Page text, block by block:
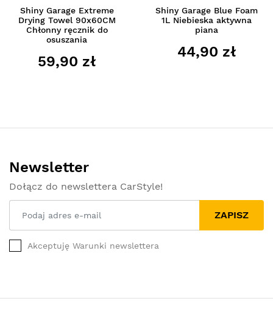
Shiny Garage Extreme
Drying Towel 90x60CM
Chłonny ręcznik do
osuszania
59,90 zł
Shiny Garage Blue Foam
1L Niebieska aktywna
piana
44,90 zł
Newsletter
Dołącz do newslettera CarStyle!
ZAPISZ
Akceptuję Warunki newslettera